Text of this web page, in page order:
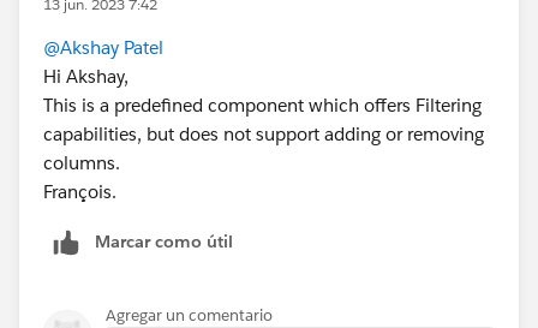
@Akshay Patel
Hi Akshay,
This is a predefined component which offers Filtering
capabilities, but does not support adding or removing
columns.
François.
Marcar como útil
Agregar un comentario